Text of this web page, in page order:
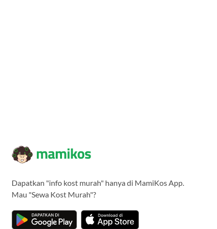
Dapatkan "info kost murah" hanya di MamiKos App.
Mau "Sewa Kost Murah"?